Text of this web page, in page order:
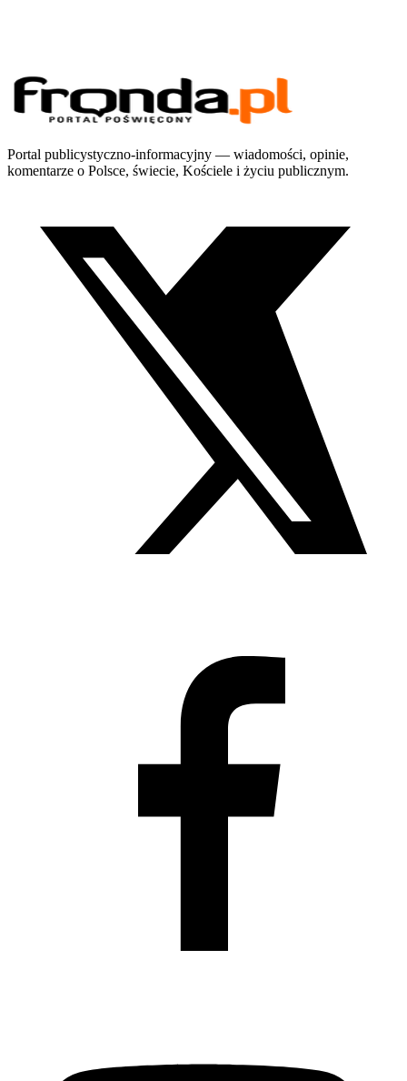
Portal publicystyczno-informacyjny — wiadomości, opinie,
komentarze o Polsce, świecie, Kościele i życiu publicznym.